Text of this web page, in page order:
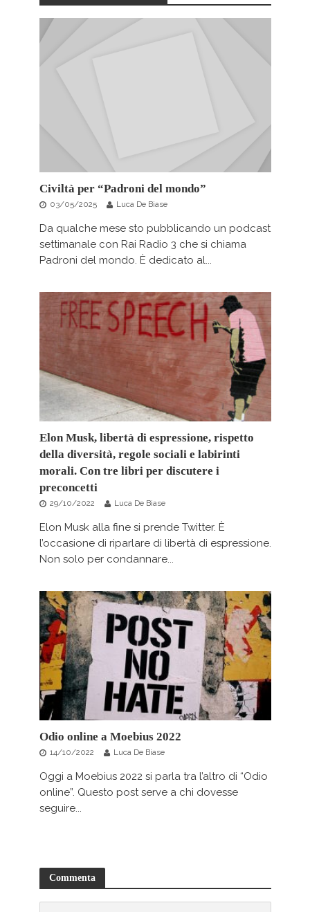
Civiltà per “Padroni del mondo”
03/05/2025 Luca De Biase
Da qualche mese sto pubblicando un podcast
settimanale con Rai Radio 3 che si chiama
Padroni del mondo. È dedicato al...
Elon Musk, libertà di espressione, rispetto
della diversità, regole sociali e labirinti
morali. Con tre libri per discutere i
preconcetti
29/10/2022 Luca De Biase
Elon Musk alla fine si prende Twitter. È
l’occasione di riparlare di libertà di espressione.
Non solo per condannare...
Odio online a Moebius 2022
14/10/2022 Luca De Biase
Oggi a Moebius 2022 si parla tra l’altro di “Odio
online”. Questo post serve a chi dovesse
seguire...
Commenta